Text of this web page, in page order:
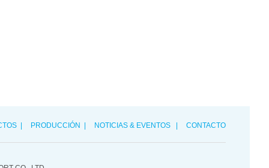
PRODUCCIÓN NOTICIAS & EVENTOS CONTACTO